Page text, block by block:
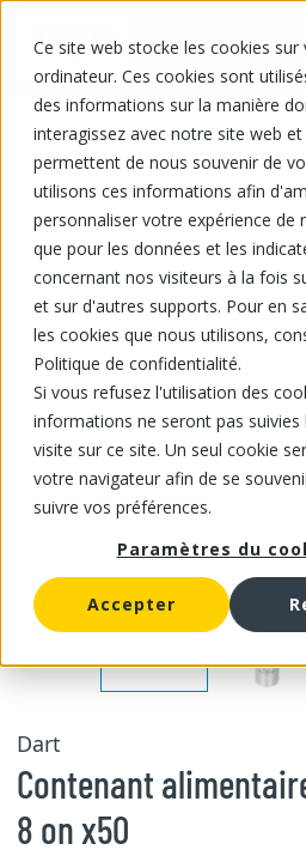
Ce site web stocke les cookies sur
ordinateur. Ces cookies sont
des informations sur la manière
interagissez avec notre site web et
permettent de nous souvenir de
utilisons ces informations afin
personnaliser votre expérience de
que pour les données et les
concernant nos visiteurs à la fois
et sur d'autres supports. Pour en
les cookies que nous utilisons,
Politique de confidentialité.
Si vous refusez l'utilisation des
informations ne seront pas suivies
visite sur ce site. Un seul cookie
votre navigateur afin de se
suivre vos préférences.
Paramètres du
Accepter
EN
Dart
Contenant
8 on x50